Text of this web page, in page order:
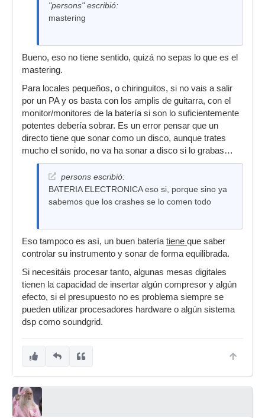
"persons" escribió:
mastering
Bueno, eso no tiene sentido, quizá no sepas lo que es el
mastering.
Para locales pequeños, o chiringuitos, si no vais a salir
por un PA y os basta con los amplis de guitarra, con el
monitor/monitores de la batería si son lo suficientemente
potentes debería sobrar. Es un error pensar que un
directo tiene que sonar como un disco, aunque trates
mucho el sonido, no va ha sonar a disco si lo grabas…
persons escribió:
BATERIA ELECTRONICA eso si, porque sino ya
sabemos que los crashes se lo comen todo
Eso tampoco es así, un buen batería tiene que saber
controlar su instrumento y sonar de forma equilibrada.
Si necesitáis procesar tanto, algunas mesas digitales
tienen la capacidad de insertar algún compresor y algún
efecto, si el presupuesto no es problema siempre se
pueden utilizar procesadores hardware o algún sistema
dsp como soundgrid.